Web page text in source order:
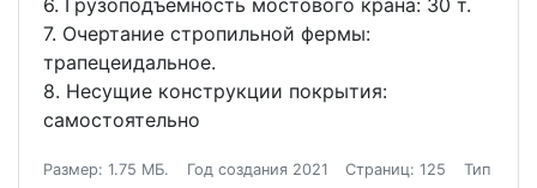
6. Грузоподъемность мостового крана: 30 т.
7. Очертание стропильной фермы:
трапецеидальное.
8. Несущие конструкции покрытия:
самостоятельно
Размер: 1.75 МБ. Год создания 2021 Страниц: 125
Тип